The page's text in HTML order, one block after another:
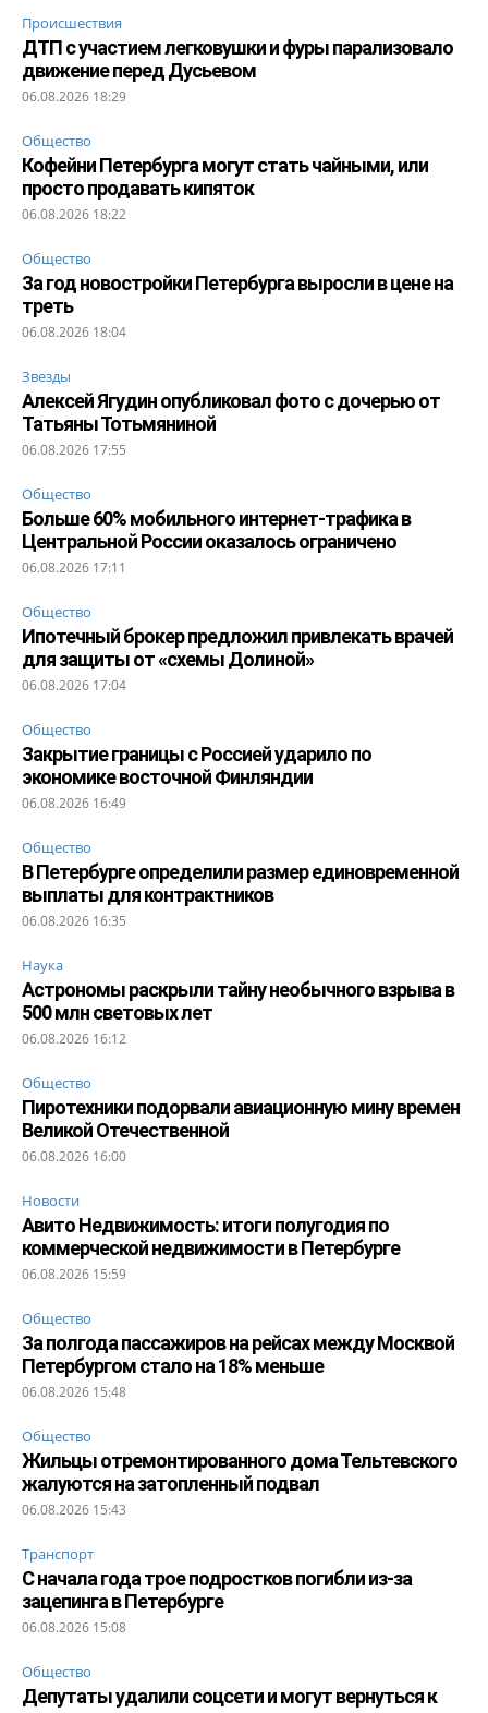
Происшествия
ДТП с участием легковушки и фуры парализовало
движение перед Дусьевом
06.08.2026 18:29
Общество
Кофейни Петербурга могут стать чайными, или
просто продавать кипяток
06.08.2026 18:22
Общество
За год новостройки Петербурга выросли в цене на
треть
06.08.2026 18:04
Звезды
Алексей Ягудин опубликовал фото с дочерью от
Татьяны Тотьмяниной
06.08.2026 17:55
Общество
Больше 60% мобильного интернет-трафика в
Центральной России оказалось ограничено
06.08.2026 17:11
Общество
Ипотечный брокер предложил привлекать врачей
для защиты от «схемы Долиной»
06.08.2026 17:04
Общество
Закрытие границы с Россией ударило по
экономике восточной Финляндии
06.08.2026 16:49
Общество
В Петербурге определили размер единовременной
выплаты для контрактников
06.08.2026 16:35
Наука
Астрономы раскрыли тайну необычного взрыва в
500 млн световых лет
06.08.2026 16:12
Общество
Пиротехники подорвали авиационную мину времен
Великой Отечественной
06.08.2026 16:00
Новости
Авито Недвижимость: итоги полугодия по
коммерческой недвижимости в Петербурге
06.08.2026 15:59
Общество
За полгода пассажиров на рейсах между Москвой
Петербургом стало на 18% меньше
06.08.2026 15:48
Общество
Жильцы отремонтированного дома Тельтевского
жалуются на затопленный подвал
06.08.2026 15:43
Транспорт
С начала года трое подростков погибли из-за
зацепинга в Петербурге
06.08.2026 15:08
Общество
Депутаты удалили соцсети и могут вернуться к